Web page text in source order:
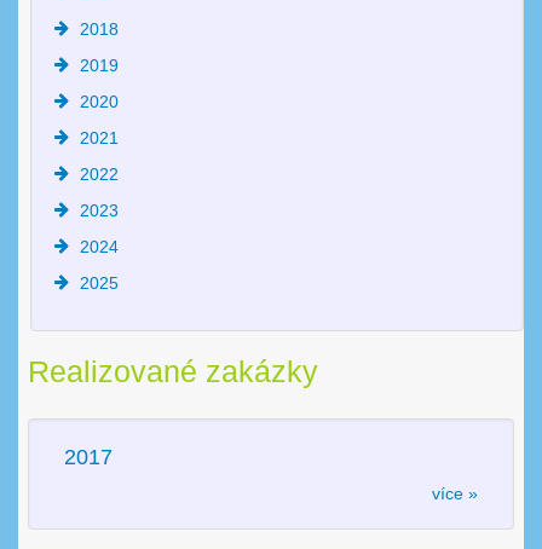
2018
2019
2020
2021
2022
2023
2024
2025
Realizované zakázky
2017
více »